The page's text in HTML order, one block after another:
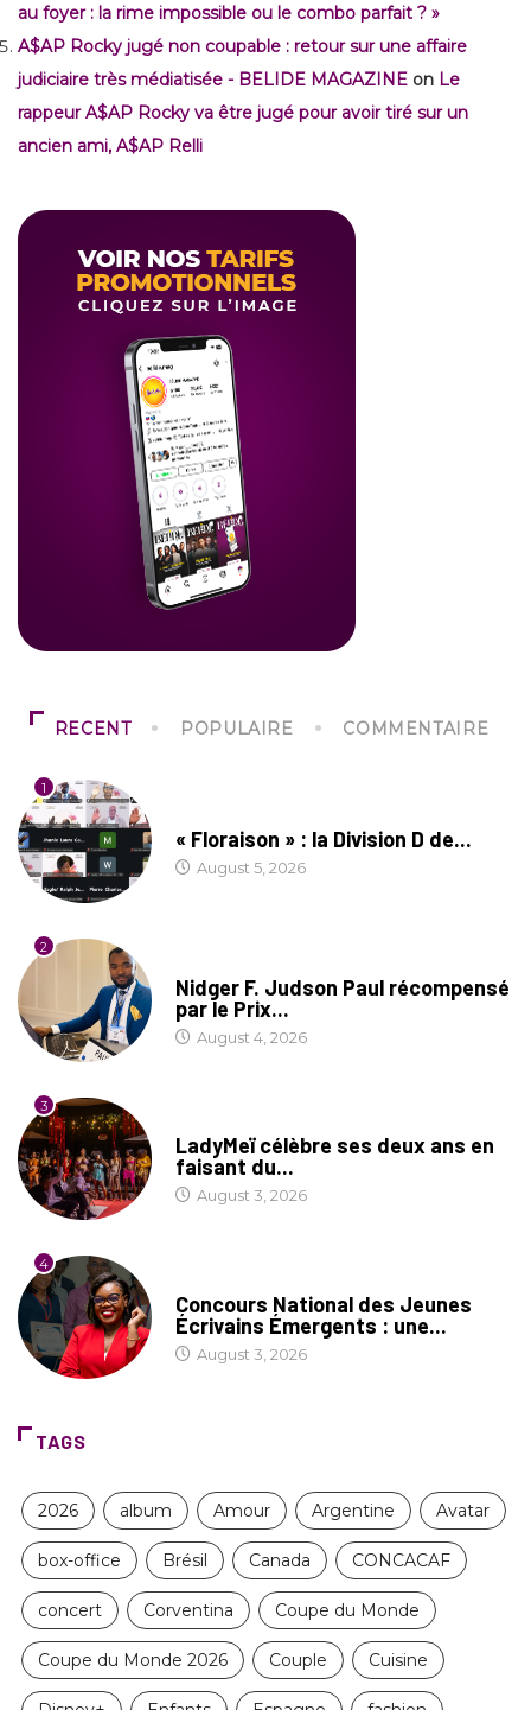
au foyer : la rime impossible ou le combo parfait ? »
A$AP Rocky jugé non coupable : retour sur une affaire
judiciaire très médiatisée - BELIDE MAGAZINE on Le
rappeur A$AP Rocky va être jugé pour avoir tiré sur un
ancien ami, A$AP Relli
RECENT POPULAIRE COMMENTAIRE
1
« Floraison » : la Division D de...
August 5, 2026
2
Nidger F. Judson Paul récompensé
par le Prix...
August 4, 2026
3
LadyMeï célèbre ses deux ans en
faisant du...
August 3, 2026
4
Concours National des Jeunes
Écrivains Émergents : une...
August 3, 2026
TAGS
2026 album Amour Argentine Avatar
box-office Brésil Canada CONCACAF
concert Corventina Coupe du Monde
Coupe du Monde 2026 Couple Cuisine